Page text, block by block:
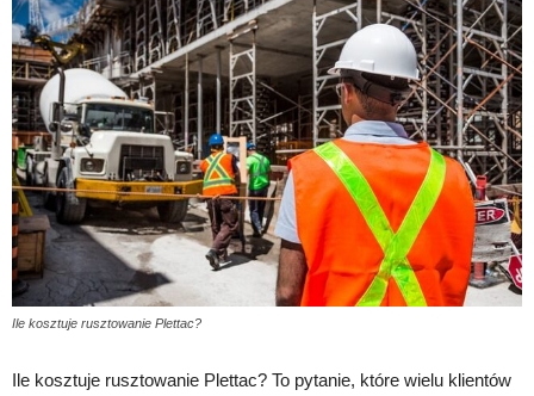
Ile kosztuje rusztowanie Plettac?
Ile kosztuje rusztowanie Plettac? To pytanie, które wielu klientów